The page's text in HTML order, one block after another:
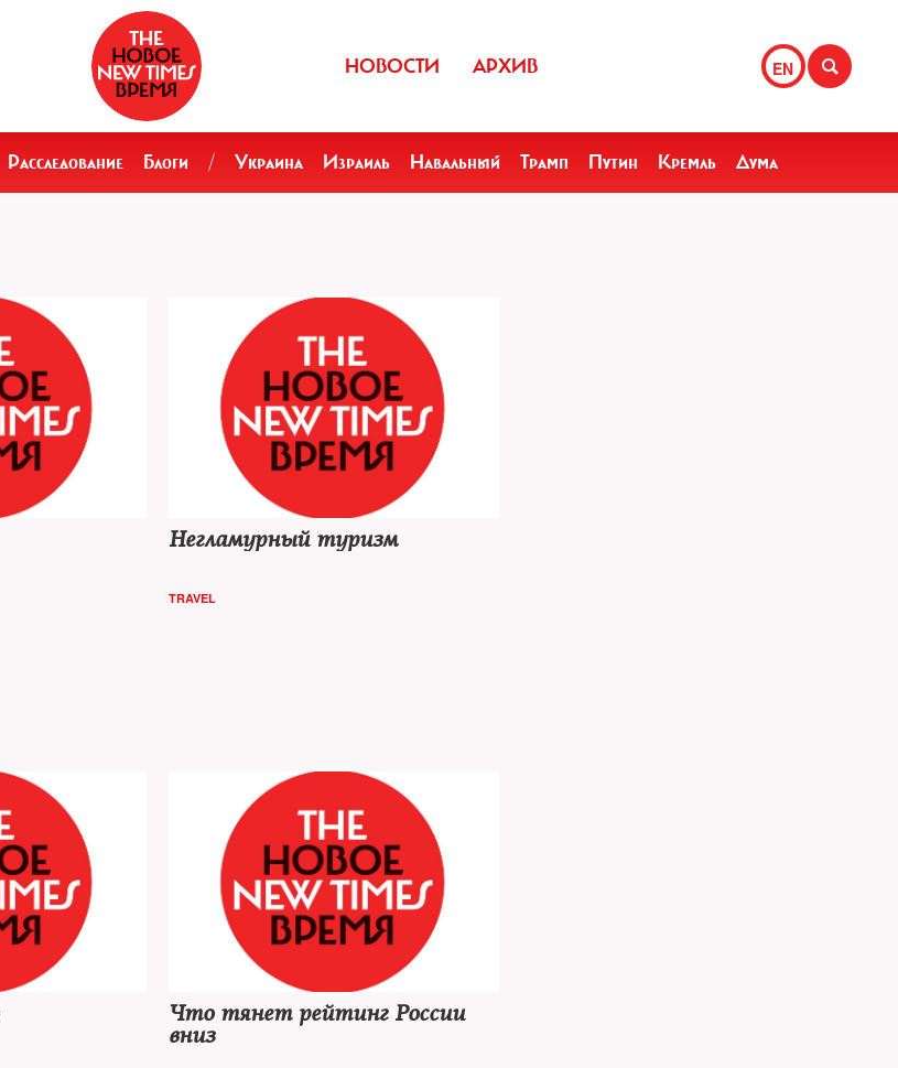
EN
НОВОСТИ АРХИВ
Расследование Блоги / Украина Израиль Навальный Трамп Путин Кремль Дума
Негламурный туризм
TRAVEL
Что тянет рейтинг России
вниз